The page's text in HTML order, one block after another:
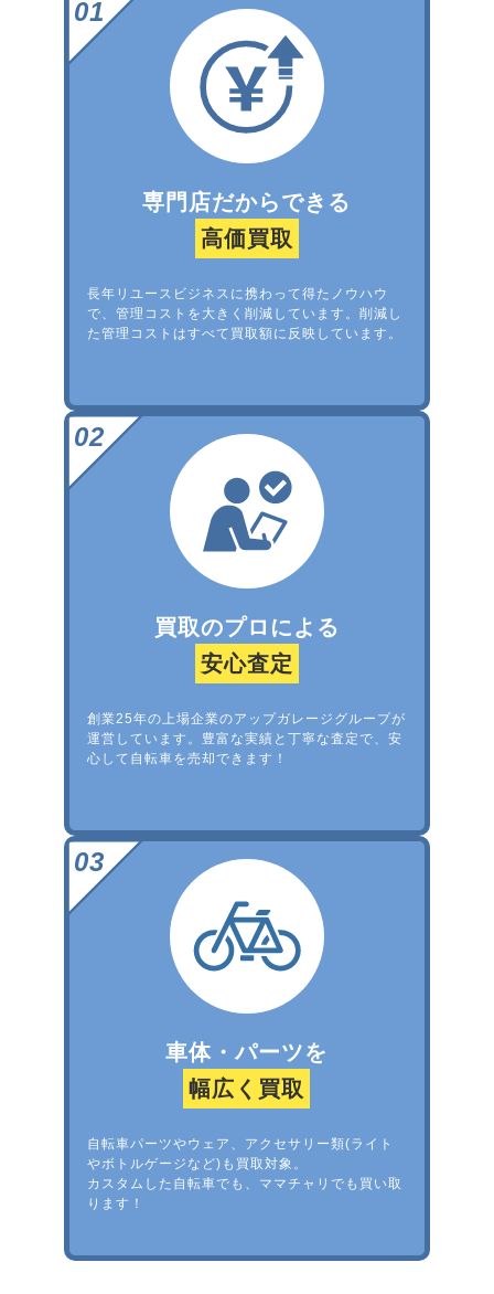
専門店だからできる
高価買取
長年リユースビジネスに携わって得たノウハウ
で、管理コストを大きく削減しています。削減し
た管理コストはすべて買取額に反映しています。
買取のプロによる
安心査定
創業25年の上場企業のアップガレージグループが
運営しています。豊富な実績と丁寧な査定で、安
心して自転車を売却できます！
車体・パーツを
幅広く買取
自転車パーツやウェア、アクセサリー類(ライト
やボトルゲージなど)も買取対象。
カスタムした自転車でも、ママチャリでも買い取
ります！